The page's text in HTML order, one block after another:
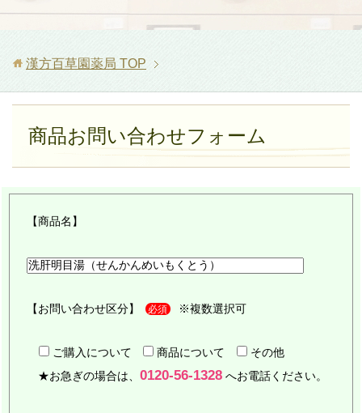
漢方百草園薬局 TOP
商品お問い合わせフォーム
【商品名】
【お問い合わせ区分】 必須 ※複数選択可
ご購入について 商品について
その他
★お急ぎの場合は、0120-56-1328 へお電話ください。